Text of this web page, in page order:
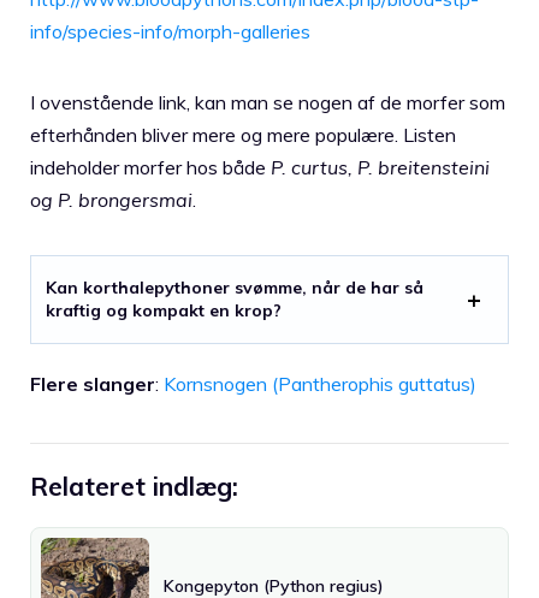
info/species-info/morph-galleries
I ovenstående link, kan man se nogen af de morfer som
efterhånden bliver mere og mere populære. Listen
indeholder morfer hos både P. curtus, P. breitensteini
og P. brongersmai
Kan korthalepythoner svømme, når de har så
kraftig og kompakt en krop?
Flere slanger: Kornsnogen (Pantherophis guttatus)
Relateret indlæg:
Kongepyton (Python regius)